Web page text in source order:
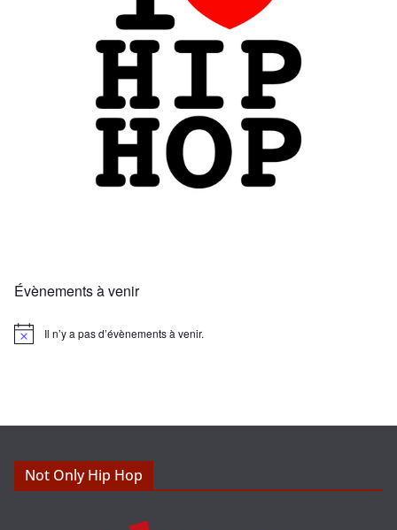
Évènements à venir
N
Il n’y a pas d’évènements à venir.
Not Only Hip Hop